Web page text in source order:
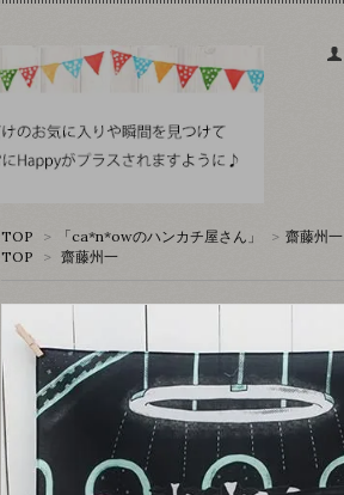
TOP > 「ca*n*owのハンカチ屋さん」 > 齋藤州一
TOP
> 齋藤州一